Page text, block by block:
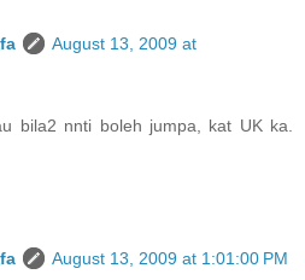
August 13, 2009 at
bila2 nnti boleh jumpa, kat UK ka.
August 13, 2009 at 1:01:00 PM